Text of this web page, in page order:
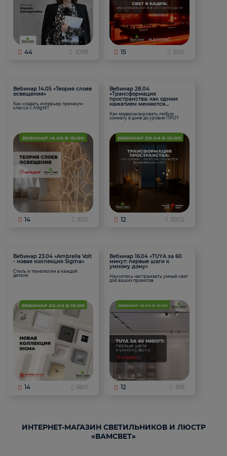
44 1099 15 650
Вебинар 14.05 «Теория слоев
освещения»
Как создать интерьер премиум-
класса с Arlight?
14 655
Вебинар 28.04
«Трансформация
пространства: как одним
нажатием меняются
Как модернизировать любую
комнату в доме до уровня ПРО?
12 1002
Вебинар 23.04 «Ambrella Volt
- новая коллекция Sigma»
Стиль и технологии в каждой
детали
14 680
Вебинар 16.04 «TUYA за 60
минут: первые шаги к
умному дому»
Научитесь настраивать умный свет
для ваших проектов
12 616
ИНТЕРНЕТ-МАГАЗИН СВЕТИЛЬНИКОВ И ЛЮСТР
«ВАМСВЕТ»